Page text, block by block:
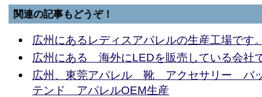
関連の記事もどうぞ！
広州にあるレディスアパレルの生産工場です
広州にある 海外にLEDを販売している会社
広州、東莞アパレル 靴 アクセサリー バ
テンド アパレルOEM生産